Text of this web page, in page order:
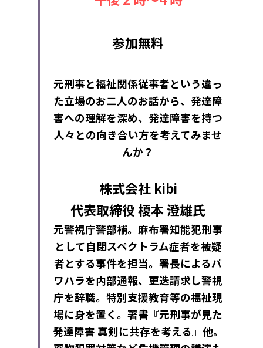
参加無料
元刑事と福祉関係従事者という違っ
た立場のお二人のお話から、発達障
害への理解を深め、発達障害を持つ
人々との向き合い方を考えてみませ
んか？
株式会社 kibi
代表取締役 榎本 澄雄氏
元警視庁警部補。麻布署知能犯刑事
として自閉スペクトラム症者を被疑
者とする事件を担当。署長によるパ
ワハラを内部通報、更迭請求し警視
庁を辞職。特別支援教育等の福祉現
場に身を置く。著書『元刑事が見た
発達障害 真剣に共存を考える』他。